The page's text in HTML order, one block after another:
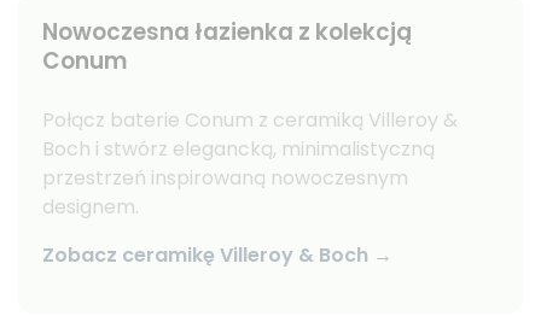
Nowoczesna łazienka z kolekcją
Conum
Połącz baterie Conum z ceramiką Villeroy &
Boch i stwórz elegancką, minimalistyczną
przestrzeń inspirowaną nowoczesnym
designem.
Zobacz ceramikę Villeroy & Boch →